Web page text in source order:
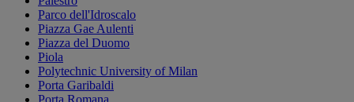
Parco dell'Idroscalo
Piazza Gae Aulenti
Piazza del Duomo
Piola
Polytechnic University of Milan
Porta Garibaldi
Porta Romana